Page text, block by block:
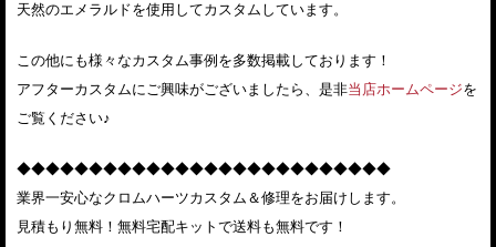
天然のエメラルドを使用してカスタムしています。
この他にも様々なカスタム事例を多数掲載しております！
アフターカスタムにご興味がございましたら、是非当店ホームページを
ご覧ください♪
◆◆◆◆◆◆◆◆◆◆◆◆◆◆◆◆◆◆◆◆◆◆◆◆◆◆
業界一安心なクロムハーツカスタム＆修理をお届けします。
見積もり無料！無料宅配キットで送料も無料です！